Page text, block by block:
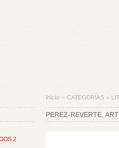
2
Inicio > CATEGORÍAS >
PEREZ-REVERTE,